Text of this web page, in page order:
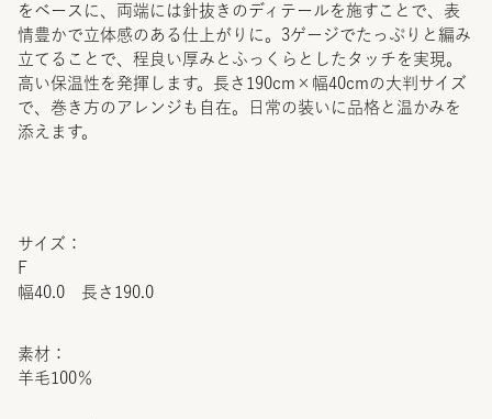
をベースに、両端には針抜きのディテールを施すことで、表
情豊かで立体感のある仕上がりに。3ゲージでたっぷりと編み
立てることで、程良い厚みとふっくらとしたタッチを実現。
高い保温性を発揮します。長さ190cm×幅40cmの大判サイズ
で、巻き方のアレンジも自在。日常の装いに品格と温かみを
添えます。
サイズ：
F
幅40.0 長さ190.0
素材：
羊毛100％